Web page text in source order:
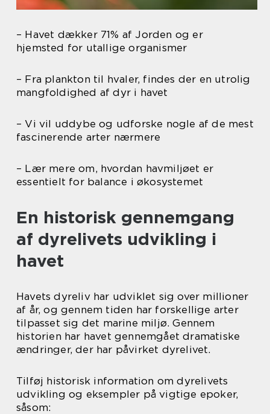
– Havet dækker 71% af Jorden og er
hjemsted for utallige organismer
– Fra plankton til hvaler, findes der en utrolig
mangfoldighed af dyr i havet
– Vi vil uddybe og udforske nogle af de mest
fascinerende arter nærmere
– Lær mere om, hvordan havmiljøet er
essentielt for balance i økosystemet
En historisk gennemgang
af dyrelivets udvikling i
havet
Havets dyreliv har udviklet sig over millioner
af år, og gennem tiden har forskellige arter
tilpasset sig det marine miljø. Gennem
historien har havet gennemgået dramatiske
ændringer, der har påvirket dyrelivet.
Tilføj historisk information om dyrelivets
udvikling og eksempler på vigtige epoker,
såsom: